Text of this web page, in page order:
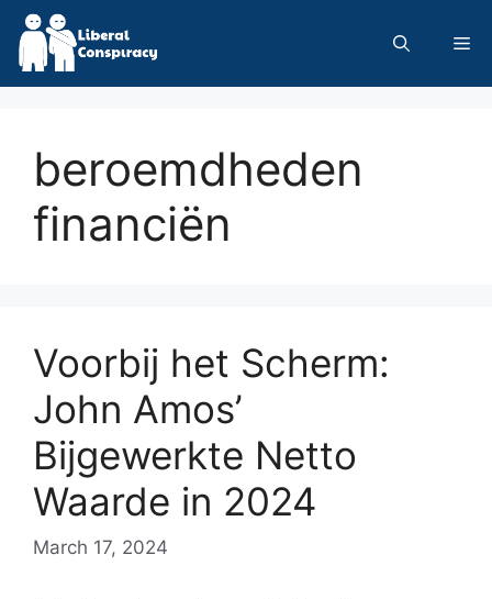
Skip
content
beroemdheden
financiën
Voorbij het Scherm:
John Amos’
Bijgewerkte Netto
Waarde in 2024
March 17, 2024